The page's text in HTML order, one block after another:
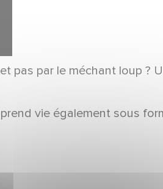
pas par le méchant loup
vie également sous